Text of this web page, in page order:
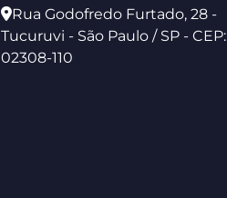
Rua Godofredo Furtado, 28 -
Tucuruvi - São Paulo / SP - CEP:
02308-110